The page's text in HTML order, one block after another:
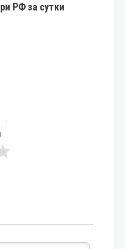
РФ за сутки